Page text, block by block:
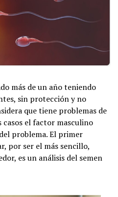
más de un año teniendo
sin protección y no
que tiene problemas de
casos el factor masculino
problema. El primer
por ser el más sencillo,
es un análisis del semen